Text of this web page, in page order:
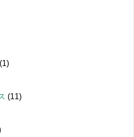
(1)
(11)